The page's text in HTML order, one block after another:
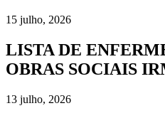
15 julho, 2026
LISTA DE
OBRAS SOCIAIS
13 julho, 2026